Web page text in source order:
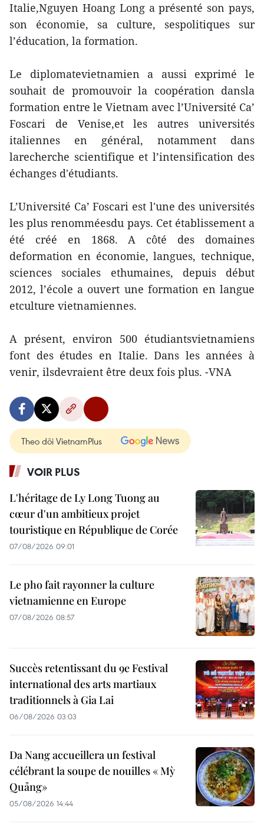
Italie,Nguyen Hoang Long a présenté son pays,
son économie, sa culture, sespolitiques sur
l’éducation, la formation.
Le diplomatevietnamien a aussi exprimé le
souhait de promouvoir la coopération dansla
formation entre le Vietnam avec l’Université Ca’
Foscari de Venise,et les autres universités
italiennes en général, notamment dans
larecherche scientifique et l’intensification des
échanges d'étudiants.
L’Université Ca’ Foscari est l'une des universités
les plus renomméesdu pays. Cet établissement a
été créé en 1868. A côté des domaines
deformation en économie, langues, technique,
sciences sociales ethumaines, depuis début
2012, l’école a ouvert une formation en langue
etculture vietnamiennes.
A présent, environ 500 étudiantsvietnamiens
font des études en Italie. Dans les années à
venir, ilsdevraient être deux fois plus. -VNA
Theo dõi VietnamPlus
VOIR PLUS
L'héritage de Ly Long Tuong au
cœur d'un ambitieux projet
touristique en République de Corée
07/08/2026 09:01
Le pho fait rayonner la culture
vietnamienne en Europe
07/08/2026 08:57
Succès retentissant du 9e Festival
international des arts martiaux
traditionnels à Gia Lai
06/08/2026 03:03
Da Nang accueillera un festival
célébrant la soupe de nouilles « Mỳ
Quảng»
05/08/2026 14:44